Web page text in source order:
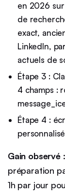
en 2026
de
exact,
LinkedIn,
actuels de
Étape 3 :
4 champs :
Étape 4 :
Gain observé :
préparation
1h par jour